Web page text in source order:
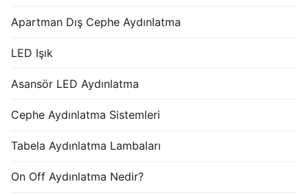
Apartman Dış Cephe Aydınlatma
LED Işık
Asansör LED Aydınlatma
Cephe Aydınlatma Sistemleri
Tabela Aydınlatma Lambaları
On Off Aydınlatma Nedir?